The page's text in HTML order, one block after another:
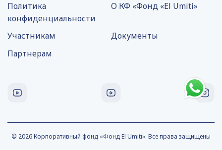
Политика
конфиденциальности
О КФ «Фонд «El Umiti»
Участникам
Документы
Партнерам
© 2026 Корпоративный фонд «Фонд El Umiti». Все права защищены